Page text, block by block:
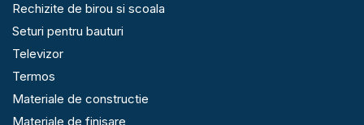
Rechizite de birou si scoala
Seturi pentru bauturi
Televizor
Termos
Materiale de constructie
Materiale de finisare